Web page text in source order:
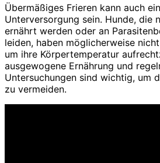
Übermäßiges Frieren kann auch
Unterversorgung sein. Hunde, die
ernährt werden oder an
leiden, haben möglicherweise
um ihre Körpertemperatur
ausgewogene Ernährung und
Untersuchungen sind wichtig, um
zu vermeiden.